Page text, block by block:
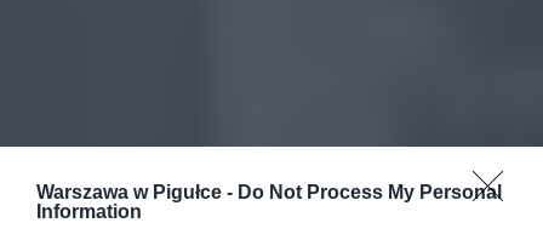
Warszawa w Pigułce - Do Not Process My Personal
Information